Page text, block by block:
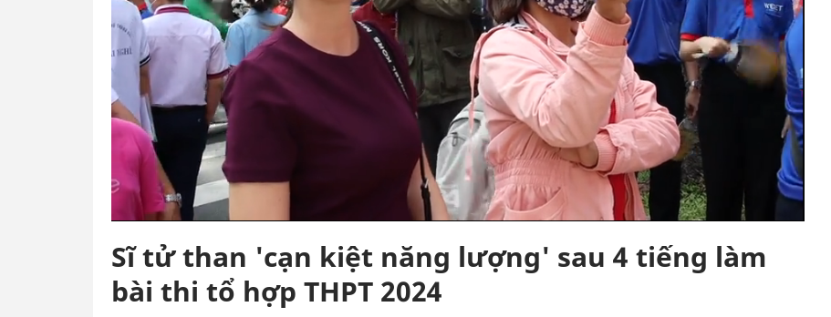
Sĩ tử than 'cạn kiệt năng lượng' sau 4 tiếng làm
bài thi tổ hợp THPT 2024